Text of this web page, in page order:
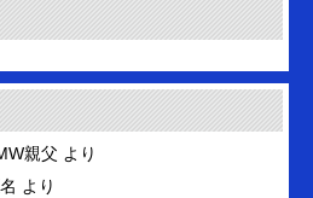
親父 より
より